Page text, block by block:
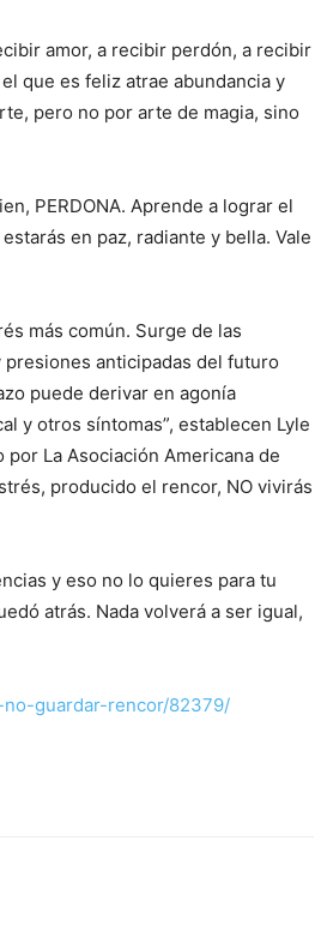
amor, a recibir perdón, a recibir
que es feliz atrae abundancia y
pero no por arte de magia, sino
PERDONA. Aprende a lograr el
en paz, radiante y bella. Vale
más común. Surge de las
anticipadas del futuro
puede derivar en agonía
y otros síntomas”, establecen Lyle
La Asociación Americana de
producido el rencor, NO vivirás
y eso no lo quieres para tu
atrás. Nada volverá a ser igual,
guardar-rencor/82379/